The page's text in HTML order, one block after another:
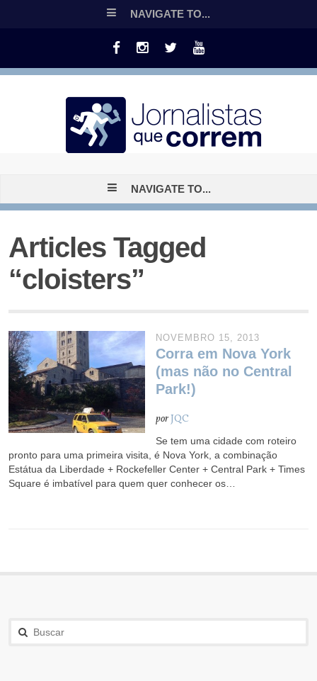
NAVIGATE TO...
NAVIGATE TO...
Articles Tagged
“cloisters”
NOVEMBRO 15, 2013
Corra em Nova York
(mas não no Central
Park!)
porJQC
Se tem uma cidade com roteiro
pronto para uma primeira visita, é Nova York, a combinação
Estátua da Liberdade + Rockefeller Center + Central Park + Times
Square é imbatível para quem quer conhecer os…